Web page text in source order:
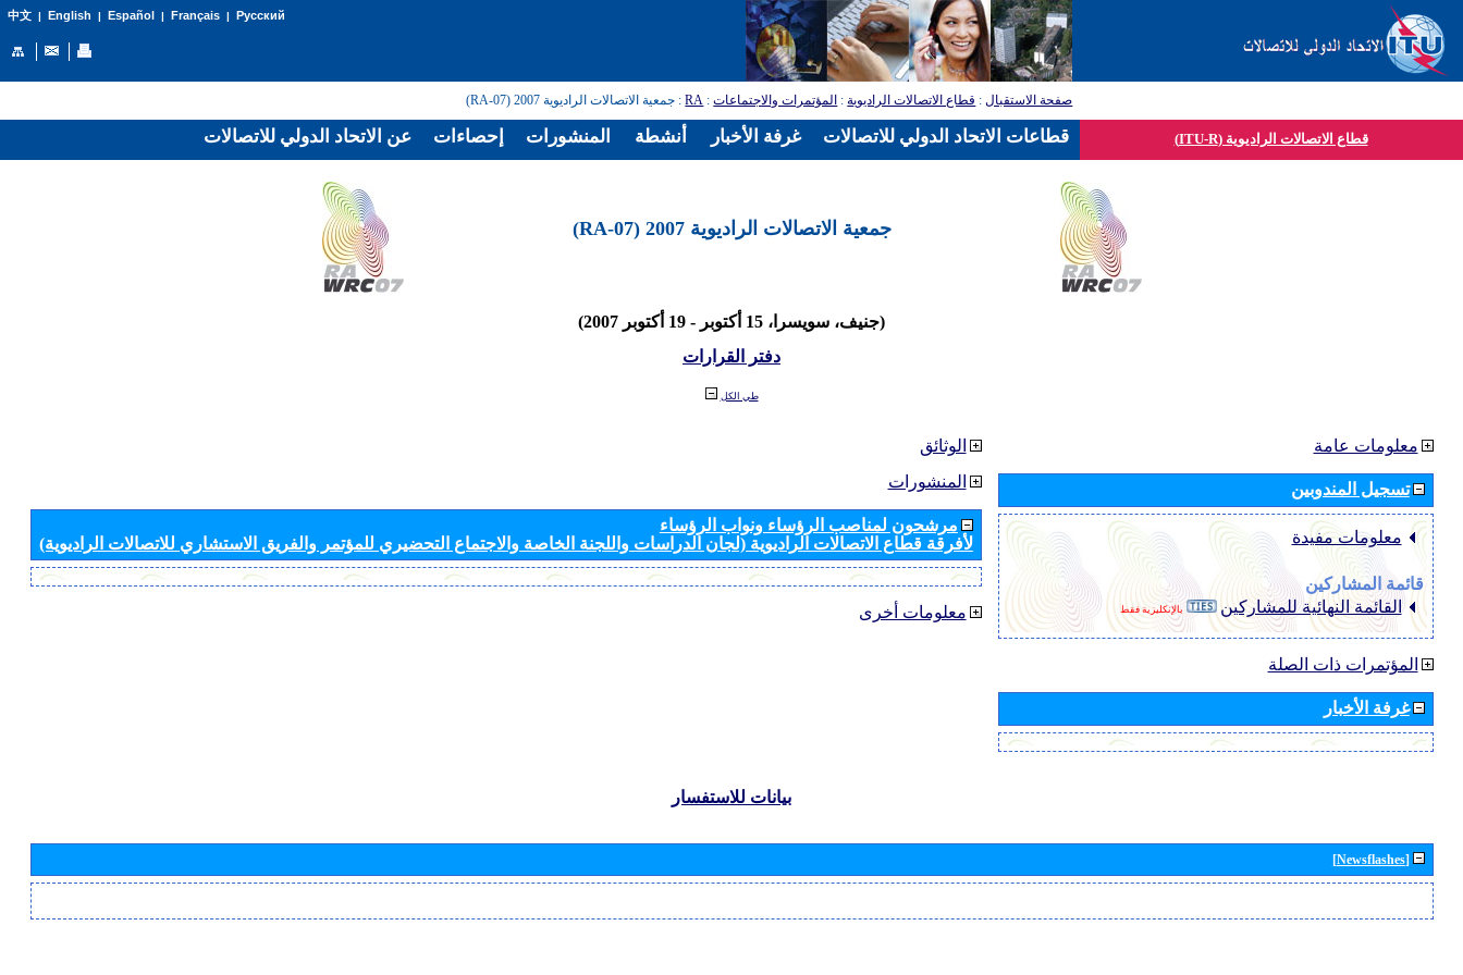
中文| English | Español | Français| Русский
صفحة الاستقبال: قطاع الاتصالات الراديوية: المؤتمرات والاجتماعات:
RA: جمعية الاتصالات الراديوية 2007 (RA-07)
قطاع الاتصالات الراديوية (ITU-R)
جمعية الاتصالات الراديوية 2007 (RA-07)
(جنيف، سويسرا، 15 أكتوبر - 19 أكتوبر 2007)
دفتر القرارات
طي الكل
الوثائق
المنشورات
مرشحون لمناصب الرؤساء ونواب الرؤساء
لأفرقة قطاع الاتصالات الراديوية (لجان الدراسات واللجنة الخاصة والاجتماع التحضيري للمؤتمر والفريق الاستشاري للاتصالات الراديوية)
معلومات أخرى
معلومات عامة
تسجيل المندوبين
معلومات مفيدة
قائمة المشاركين
القائمة النهائية للمشاركين
بالإنكليزية فقط
المؤتمرات ذات الصلة
غرفة الأخبار
بيانات للاستفسار
[Newsflashes]
عن الاتحاد الدولي للاتصالات إحصاءات المنشورات أنشطة غرفة الأخبار قطاعات الاتحاد الدولي للاتصالات